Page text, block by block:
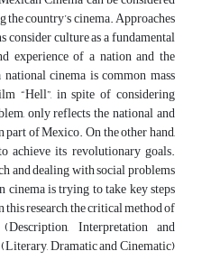
country’s cinema. Approaches
culture as a fundamental
experience of a nation and the
cinema is common mass
“Hell”, in spite of considering
only reflects the national and
of Mexico. On the other hand,
achieve its revolutionary goals.
and dealing with social problems
is trying to take key steps
research, the critical method of
Interpretation and
Dramatic and Cinematic)